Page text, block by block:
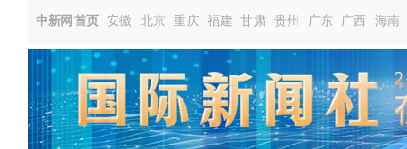
中新网首页 安徽 北京 重庆 福建 甘肃 贵州 广东 广西 海南